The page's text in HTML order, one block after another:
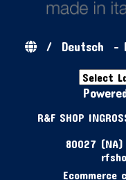
/ Deutsch -
R&F SHOP
80027
Ecommerce